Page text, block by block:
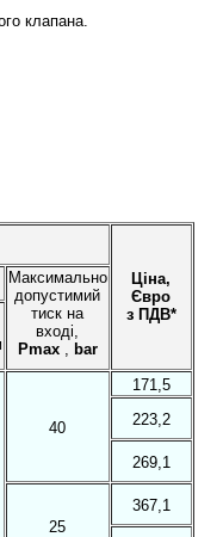
клапана.
Ціна,
Євро
з ПДВ*
Максимально
допустимий
тиск на
вході,
Pmax, bar
40
171,5
223,2
269,1
25
367,1